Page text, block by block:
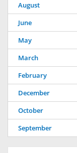
August
June
May
March
February
December
October
September